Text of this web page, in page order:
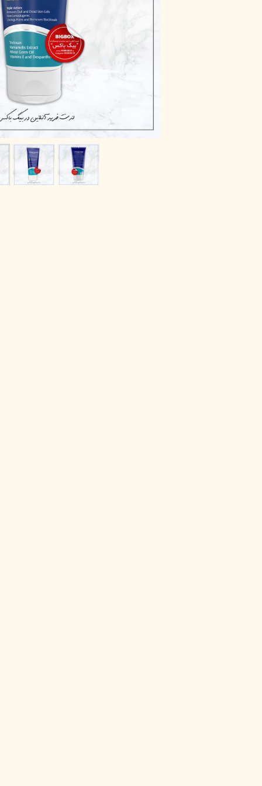
مراقبت چشم
شوینده صورت
ضد جوش و آکنه
ضد قارچ و باکتری
آبرسان و مرطوب کننده
پاک دارو
آر یو آکی
دیپ سنس
لاکچری کوین